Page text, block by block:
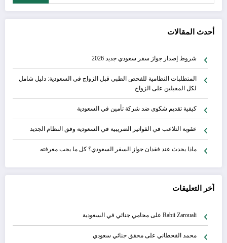
أحدث المقالات
شروط إصدار جواز سفر سعودي جديد 2026
المتطلبات النظامية للفحص الطبي قبل الزواج في السعودية: دليل شامل
لكل المقبلين على الزواج
كيفية تقديم شكوى ضد شركة تأمين في السعودية
عقوبة التلاعب في الفواتير الضريبية في السعودية وفق النظام الجديد
ماذا يحدث عند فقدان جواز السفر السعودي؟ كل ما يجب معرفته
آخر التعليقات
Rabii Zarouali على محامي جنائي في السعودية
محمد القحطاني على محقق جنائي سعودي